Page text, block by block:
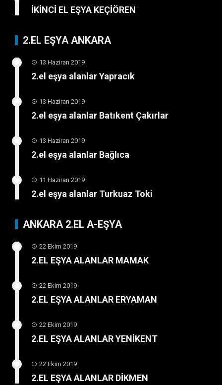
İKİNCİ EL EŞYA KEÇİÖREN
2.EL EŞYA ANKARA
13 Haziran 2019
2.el eşya alanlar Yapracık
13 Haziran 2019
2.el eşya alanlar Batıkent Çakırlar
13 Haziran 2019
2.el eşya alanlar Bağlıca
11 Haziran 2019
2.el eşya alanlar Turkuaz Toki
ANKARA 2.EL A-EŞYA
22 Ekim 2019
2.EL EŞYA ALANLAR MAMAK
22 Ekim 2019
2.EL EŞYA ALANLAR ERYAMAN
22 Ekim 2019
2.EL EŞYA ALANLAR YENİKENT
22 Ekim 2019
2.EL EŞYA ALANLAR DİKMEN